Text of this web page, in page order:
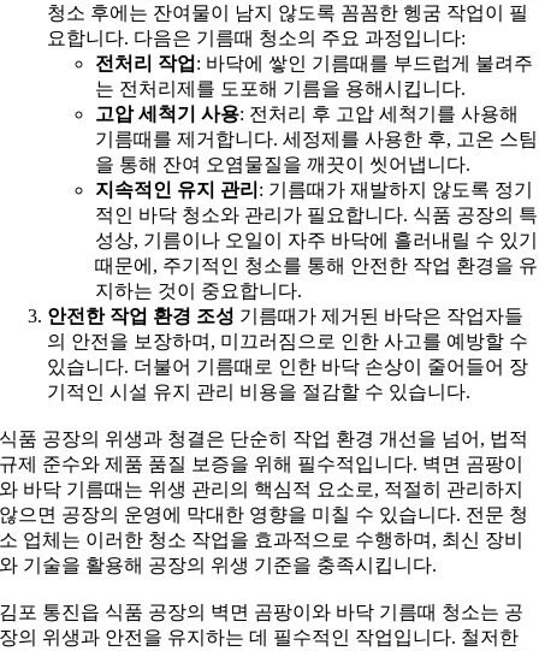
청소 후에는 잔여물이 남지 않도록 꼼꼼한 헹굼 작업이 필
요합니다. 다음은 기름때 청소의 주요 과정입니다:
전처리 작업 : 바닥에 쌓인 기름때를 부드럽게 불려주
는 전처리제를 도포해 기름을 용해시킵니다.
고압 세척기 사용: 전처리 후 고압 세척기를 사용해
기름때를 제거합니다. 세정제를 사용한 후, 고온 스팀
을 통해 잔여 오염물질을 깨끗이 씻어냅니다.
지속적인 유지 관리 : 기름때가 재발하지 않도록 정기
적인 바닥 청소와 관리가 필요합니다. 식품 공장의 특
성상, 기름이나 오일이 자주 바닥에 흘러내릴 수 있기
때문에, 주기적인 청소를 통해 안전한 작업 환경을 유
지하는 것이 중요합니다.
안전한 작업 환경 조성 기름때가 제거된 바닥은 작업자들
의 안전을 보장하며, 미끄러짐으로 인한 사고를 예방할 수
있습니다. 더불어 기름때로 인한 바닥 손상이 줄어들어 장
기적인 시설 유지 관리 비용을 절감할 수 있습니다.
식품 공장의 위생과 청결은 단순히 작업 환경 개선을 넘어, 법적
규제 준수와 제품 품질 보증을 위해 필수적입니다. 벽면 곰팡이
와 바닥 기름때는 위생 관리의 핵심적 요소로, 적절히 관리하지
않으면 공장의 운영에 막대한 영향을 미칠 수 있습니다. 전문 청
소 업체는 이러한 청소 작업을 효과적으로 수행하며, 최신 장비
와 기술을 활용해 공장의 위생 기준을 충족시킵니다.
김포 통진읍 식품 공장의 벽면 곰팡이와 바닥 기름때 청소는 공
장의 위생과 안전을 유지하는 데 필수적인 작업입니다. 철저한